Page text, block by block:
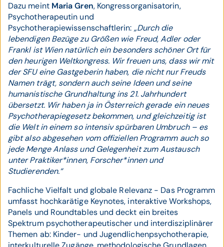
Dazu meint Maria Gren, Kongressorganisatorin,
Psychotherapeutin und
Psychotherapiewissenschaftlerin: „Durch die
lebendigen Bezüge zu Größen wie Freud, Adler oder
Frankl ist Wien natürlich ein besonders schöner Ort für
den heurigen Weltkongress. Wir freuen uns, dass wir mit
der SFU eine Gastgeberin haben, die nicht nur Freuds
Namen trägt, sondern auch seine Ideen und seine
humanistische Grundhaltung ins 21. Jahrhundert
übersetzt. Wir haben ja in Österreich gerade ein neues
Psychotherapiegesetz bekommen, und gleichzeitig ist
die Welt in einem so intensiv spürbaren Umbruch – es
gibt also abgesehen vom offiziellen Programm auch so
jede Menge Anlass und Gelegenheit zum Austausch
unter Praktiker*innen, Forscher*innen und
Studierenden.“
Fachliche Vielfalt und globale Relevanz - Das Programm
umfasst hochkarätige Keynotes, interaktive Workshops,
Panels und Roundtables und deckt ein breites
Spektrum psychotherapeutischer und interdisziplinärer
Themen ab: Kinder- und Jugendlichenpsychotherapie,